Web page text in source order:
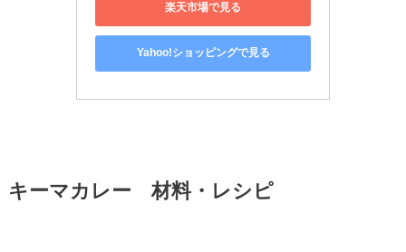
楽天市場で見る
Yahoo!ショッピングで見る
キーマカレー 材料・レシピ